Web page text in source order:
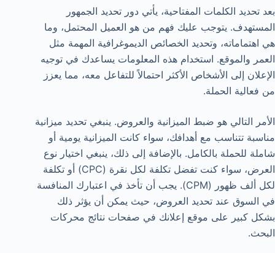
بعد تحديد الكلمات المفتاحية، يأتي دور تحديد الجمهور
المستهدف. يتوجب عليك فهم من هو العميل المحتمل، وما
هي اهتماماته، وتحديد الخصائص الديموغرافية المهمة مثل
العمر والموقع. استخدام هذه المعلومات يساعدك في توجيه
الإعلان إلى الأشخاص الأكثر احتمالاً للتفاعل معه، مما يعزز
من فعالية الحملة.
الأمر التالي هو ضبط الميزانية والعروض. ينبغي تحديد ميزانية
مناسبة تتناسب مع أهدافك، سواء كانت الميزانية يومية أو
شاملة للحملة بالكامل. بالإضافة إلى ذلك، ينبغي اختيار نوع
العرض، سواء كنت تفضل تكلفة لكل نقرة (CPC) أو تكلفة
لكل ألف ظهور (CPM). يجب أن تأخذ في اعتبارك المنافسة
في السوق عند تحديد العروض، حيث يمكن أن يؤثر ذلك
بشكل كبير على موقع إعلانك في صفحات نتائج محركات
البحث.